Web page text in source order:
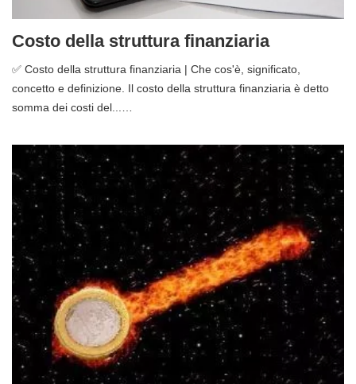
Costo della struttura finanziaria
✅ Costo della struttura finanziaria | Che cos'è, significato,
concetto e definizione. Il costo della struttura finanziaria è detto
somma dei costi del...…